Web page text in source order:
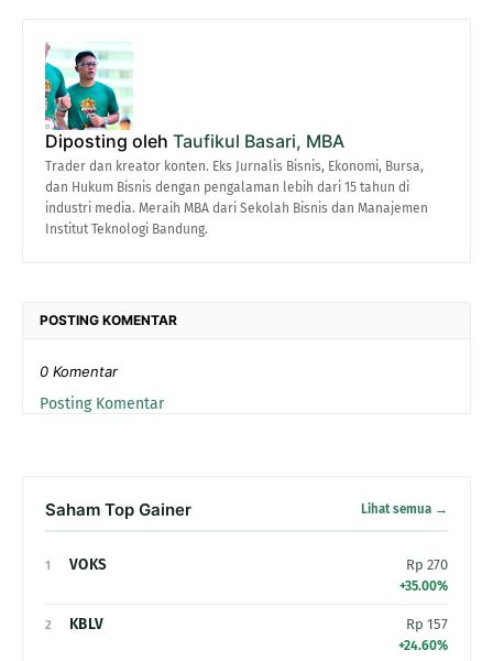
Diposting oleh Taufikul Basari, MBA
Trader dan kreator konten. Eks Jurnalis Bisnis, Ekonomi, Bursa,
dan Hukum Bisnis dengan pengalaman lebih dari 15 tahun di
industri media. Meraih MBA dari Sekolah Bisnis dan Manajemen
Institut Teknologi Bandung.
POSTING KOMENTAR
0 Komentar
Posting Komentar
Saham Top Gainer Lihat semua →
1 VOKS Rp 270
+35.00%
2 KBLV Rp 157
+24.60%